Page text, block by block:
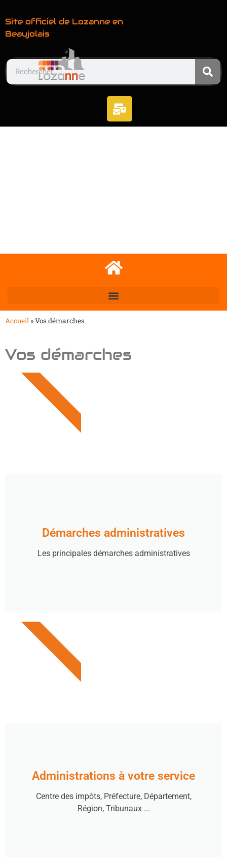
Site officiel de Lozanne en
Beaujolais
Accueil »Vos démarches
Vos démarches
Démarches administratives
Les principales démarches administratives
DÉMARCHES ADMINISTRATIVES
Administrations à votre service
Centre des impôts, Préfecture, Département,
Région, Tribunaux ...
ADMINISTRATIONS À VOTRE SERVICE